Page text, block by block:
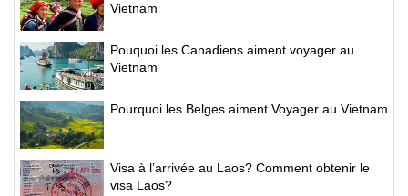
Vietnam
Pouquoi les Canadiens aiment voyager au
Vietnam
Pourquoi les Belges aiment Voyager au Vietnam
Visa à l’arrivée au Laos? Comment obtenir le
visa Laos?